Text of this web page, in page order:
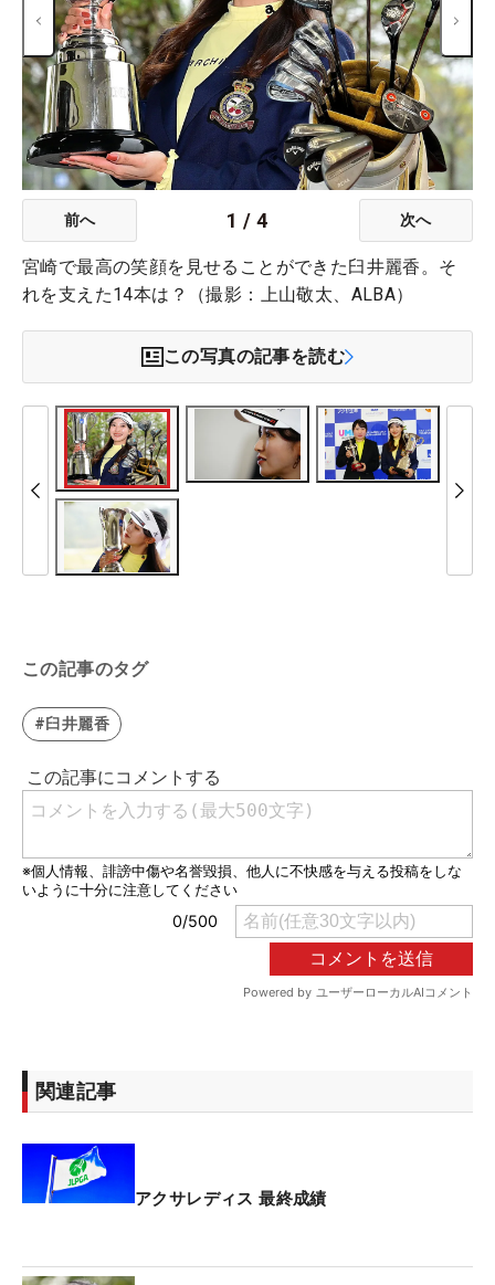
前へ 1 /4 次へ
宮崎で最高の笑顔を見せることができた臼井麗香。そ
れを支えた14本は？（撮影：上山敬太、ALBA）
この写真の記事を読む
この記事のタグ
#臼井麗香
関連記事
アクサレディス 最終成績